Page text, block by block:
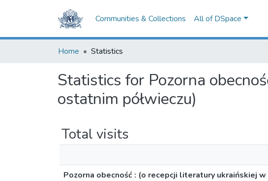
Communities & Collections All of DSpace
Home Statistics
Statistics for Pozorna
ostatnim półwieczu)
Total visits
Pozorna obecność : (o recepcji literatury ukraińskiej